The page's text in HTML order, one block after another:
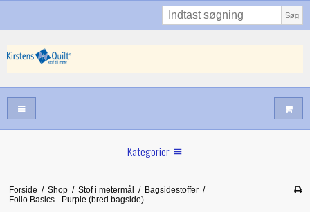
Søg
Kategorier
Juni nyt
Forside / Shop / Stof i metermål / Bagsidestoffer /
Folio Basics - Purple (bred bagside)